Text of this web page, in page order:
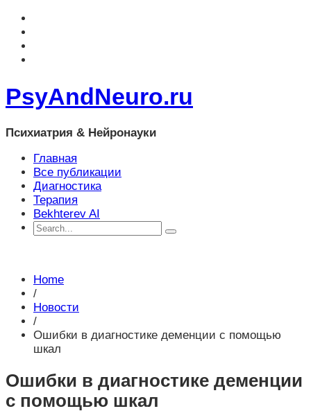
PsyAndNeuro.ru
Психиатрия & Нейронауки
Главная
Все публикации
Диагностика
Терапия
Bekhterev AI
Home
/
Новости
/
Ошибки в диагностике деменции с помощью
шкал
Ошибки в диагностике деменции
с помощью шкал